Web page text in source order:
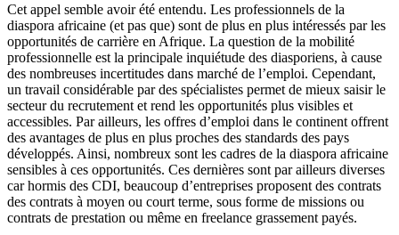
Cet appel semble avoir été entendu. Les professionnels de la
diaspora africaine (et pas que) sont de plus en plus intéressés par les
opportunités de carrière en Afrique. La question de la mobilité
professionnelle est la principale inquiétude des diasporiens, à cause
des nombreuses incertitudes dans marché de l’emploi. Cependant,
un travail considérable par des spécialistes permet de mieux saisir le
secteur du recrutement et rend les opportunités plus visibles et
accessibles. Par ailleurs, les offres d’emploi dans le continent offrent
des avantages de plus en plus proches des standards des pays
développés. Ainsi, nombreux sont les cadres de la diaspora africaine
sensibles à ces opportunités. Ces dernières sont par ailleurs diverses
car hormis des CDI, beaucoup d’entreprises proposent des contrats
des contrats à moyen ou court terme, sous forme de missions ou
contrats de prestation ou même en freelance grassement payés.